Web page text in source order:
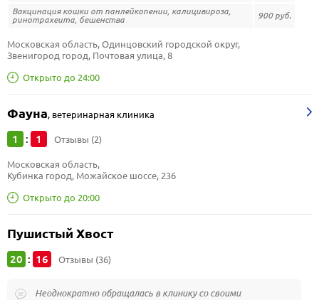
Вакцинация кошки от панлейкопении, калицивироза,
ринотрахеита, бешенства
900 руб.
Открыто до 24:00
Московская область, Одинцовский городской округ,
Звенигород город, Почтовая улица, 8
Фауна, ветеринарная клиника
1 : 1 Отзывы (2)
Открыто до 20:00
Московская область,
Кубинка город, Можайское шоссе, 236
Пушистый Хвост
20 : 16 Отзывы (36)
Неоднократно обращалась в клинику со своими